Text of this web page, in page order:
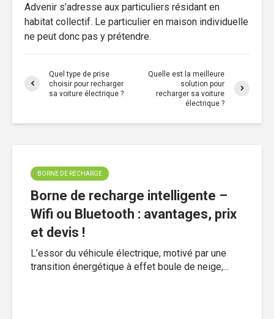
Advenir s’adresse aux particuliers résidant en
habitat collectif. Le particulier en maison individuelle
ne peut donc pas y prétendre.
Quel type de prise
choisir pour recharger
sa voiture électrique ?
Quelle est la meilleure
solution pour
recharger sa voiture
électrique ?
BORNE DE RECHARGE
Borne de recharge intelligente –
Wifi ou Bluetooth : avantages, prix
et devis !
L’essor du véhicule électrique, motivé par une
transition énergétique à effet boule de neige,...